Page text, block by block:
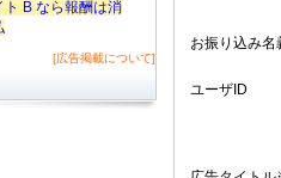
ト B なら報酬は消
[広告掲載について]
お振り込み
ユーザID